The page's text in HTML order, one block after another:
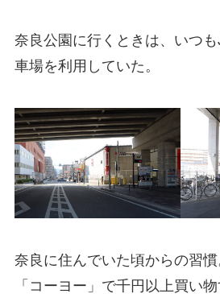
奈良公園に行くときは、いつ
車場を利用していた。
奈良に住んでいた頃からの習
「コーヨー」で千円以上買い